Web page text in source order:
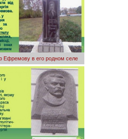
Ефремову в его родном селе